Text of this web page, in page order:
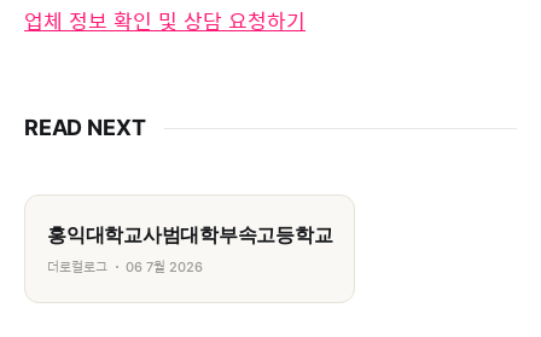
업체 정보 확인 및 상담 요청하기
READ NEXT
홍익대학교사범대학부속고등학교
더로컬로그 06 7월 2026